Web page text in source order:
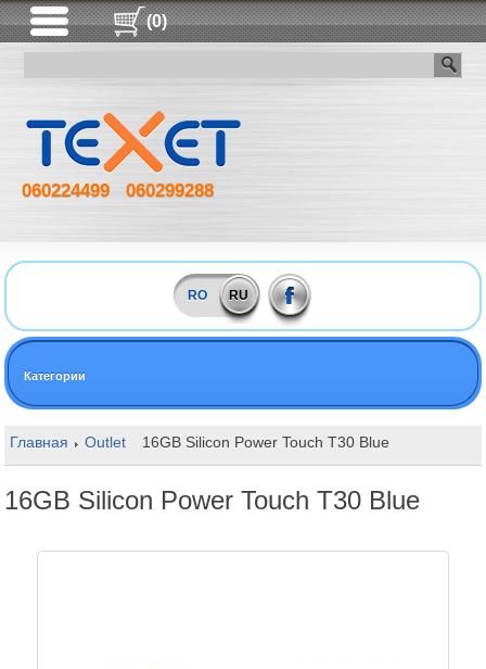
(0)
060224499 060299288
RO RU
Категории
Главная Outlet 16GB Silicon Power Touch T30 Blue
16GB Silicon Power Touch T30 Blue